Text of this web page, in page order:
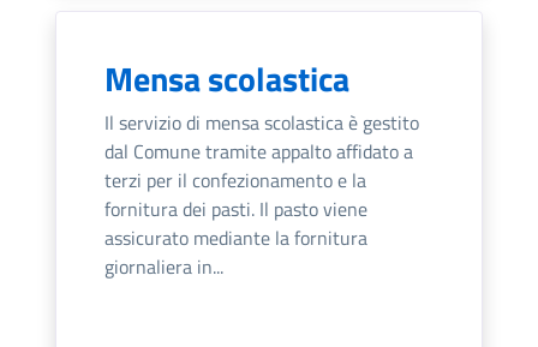
Mensa scolastica
Il servizio di mensa scolastica è gestito
dal Comune tramite appalto affidato a
terzi per il confezionamento e la
fornitura dei pasti. Il pasto viene
assicurato mediante la fornitura
giornaliera in...